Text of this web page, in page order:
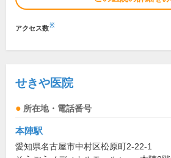
アクセス数※
せきや医院
所在地・電話番号
本陣駅
愛知県名古屋市中村区松原町2-22-1